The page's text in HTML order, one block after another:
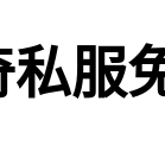
服